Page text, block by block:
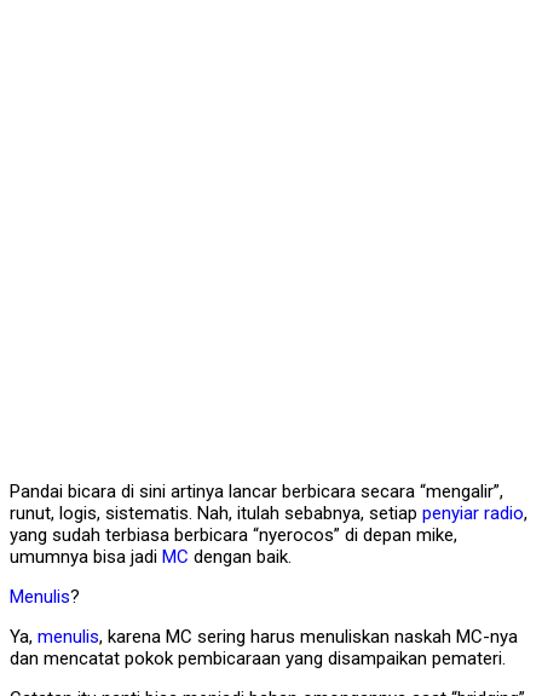
Pandai bicara di sini artinya lancar berbicara secara “mengalir”,
runut, logis, sistematis. Nah, itulah sebabnya, setiap penyiar radio,
yang sudah terbiasa berbicara “nyerocos” di depan mike,
umumnya bisa jadi MC dengan baik.
Menulis?
Ya, menulis, karena MC sering harus menuliskan naskah MC-nya
dan mencatat pokok pembicaraan yang disampaikan pemateri.